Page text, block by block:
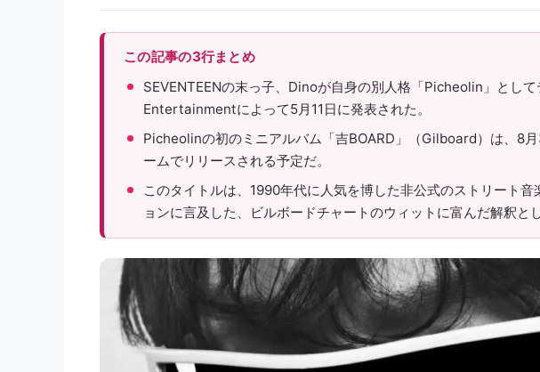
この記事の3行まとめ
SEVENTEENの末っ子、Dinoが自身の別人格「Picheolin」とし
Entertainmentによって5月11日に発表された。
Picheolinの初のミニアルバム「吉BOARD」（Gilboard）は、8
ームでリリースされる予定だ。
このタイトルは、1990年代に人気を博した非公式のストリート
ョンに言及した、ビルボードチャートのウィットに富んだ解釈と